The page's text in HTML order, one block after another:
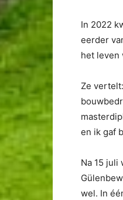
In 2022
eerder
het leven
Ze
en ik gaf
Na 15
wel. In